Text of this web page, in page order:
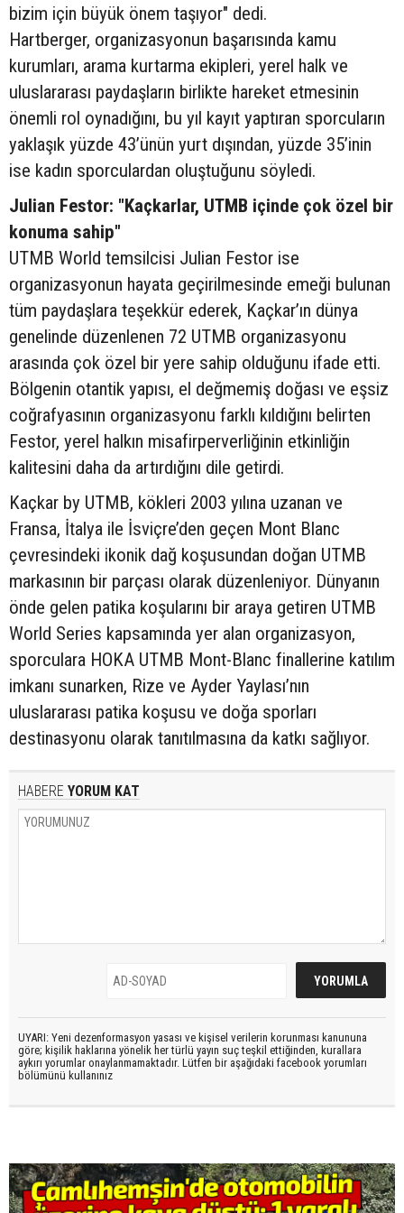
bizim için büyük önem taşıyor" dedi.
Hartberger, organizasyonun başarısında kamu
kurumları, arama kurtarma ekipleri, yerel halk ve
uluslararası paydaşların birlikte hareket etmesinin
önemli rol oynadığını, bu yıl kayıt yaptıran sporcuların
yaklaşık yüzde 43’ünün yurt dışından, yüzde 35’inin
ise kadın sporculardan oluştuğunu söyledi.
Julian Festor: "Kaçkarlar, UTMB içinde çok özel bir
konuma sahip"
UTMB World temsilcisi Julian Festor ise
organizasyonun hayata geçirilmesinde emeği bulunan
tüm paydaşlara teşekkür ederek, Kaçkar’ın dünya
genelinde düzenlenen 72 UTMB organizasyonu
arasında çok özel bir yere sahip olduğunu ifade etti.
Bölgenin otantik yapısı, el değmemiş doğası ve eşsiz
coğrafyasının organizasyonu farklı kıldığını belirten
Festor, yerel halkın misafirperverliğinin etkinliğin
kalitesini daha da artırdığını dile getirdi.
Kaçkar by UTMB, kökleri 2003 yılına uzanan ve
Fransa, İtalya ile İsviçre’den geçen Mont Blanc
çevresindeki ikonik dağ koşusundan doğan UTMB
markasının bir parçası olarak düzenleniyor. Dünyanın
önde gelen patika koşularını bir araya getiren UTMB
World Series kapsamında yer alan organizasyon,
sporculara HOKA UTMB Mont-Blanc finallerine katılım
imkanı sunarken, Rize ve Ayder Yaylası’nın
uluslararası patika koşusu ve doğa sporları
destinasyonu olarak tanıtılmasına da katkı sağlıyor.
HABERE YORUM KAT
UYARI: Yeni dezenformasyon yasası ve kişisel verilerin korunması kanununa
göre; kişilik haklarına yönelik her türlü yayın suç teşkil ettiğinden, kurallara
aykırı yorumlar onaylanmamaktadır. Lütfen bir aşağıdaki facebook yorumları
bölümünü kullanınız